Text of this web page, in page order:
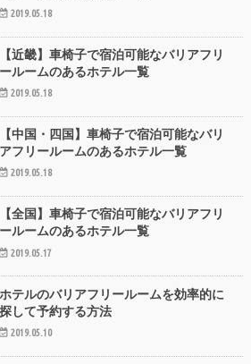
2019.05.18
【近畿】車椅子で宿泊可能なバリアフリ
ールームのあるホテル一覧
2019.05.18
【中国・四国】車椅子で宿泊可能なバリ
アフリールームのあるホテル一覧
2019.05.18
【全国】車椅子で宿泊可能なバリアフリ
ールームのあるホテル一覧
2019.05.17
ホテルのバリアフリールームを効率的に
探して予約する方法
2019.05.10